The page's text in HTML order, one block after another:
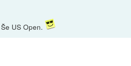
US Open.